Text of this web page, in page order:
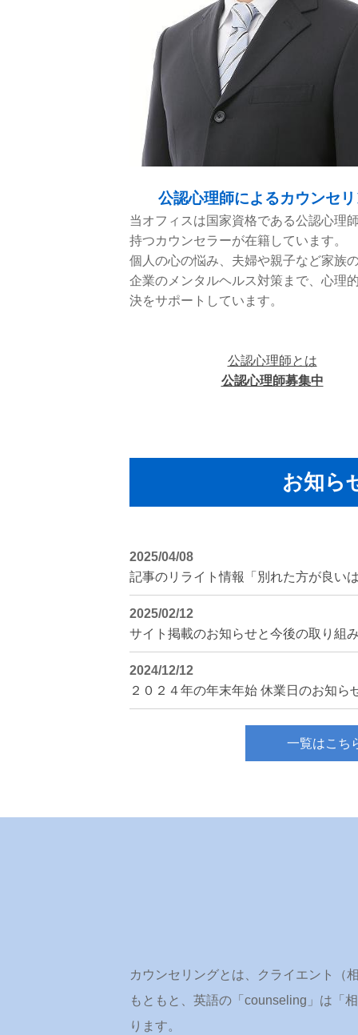
公認心理師によるカウンセ
当オフィスは国家資格である公認心理
持つカウンセラーが在籍しています。
個人の心の悩み、夫婦や親子など家族
企業のメンタルヘルス対策まで、心理
決をサポートしています。
公認心理師とは
公認心理師募集中
お知ら
2025/04/08
2025/02/12
サイト掲載のお知らせと今後の取り組
2024/12/12
２０２４年の年末年始 休業日のお知ら
一覧はこち
カウンセリングとは、クライエント（
もともと、英語の「counseling」は「
ります。